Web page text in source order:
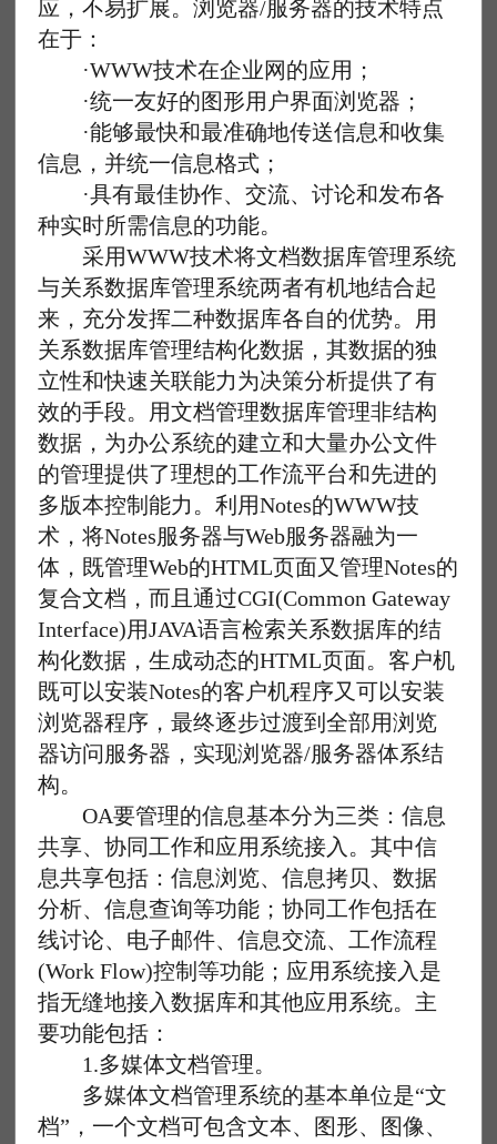
应，不易扩展。浏览器/服务器的技术特点
在于：
·WWW技术在企业网的应用；
·统一友好的图形用户界面浏览器；
·能够最快和最准确地传送信息和收集
信息，并统一信息格式；
·具有最佳协作、交流、讨论和发布各
种实时所需信息的功能。
采用WWW技术将文档数据库管理系统
与关系数据库管理系统两者有机地结合起
来，充分发挥二种数据库各自的优势。用
关系数据库管理结构化数据，其数据的独
立性和快速关联能力为决策分析提供了有
效的手段。用文档管理数据库管理非结构
数据，为办公系统的建立和大量办公文件
的管理提供了理想的工作流平台和先进的
多版本控制能力。利用Notes的WWW技
术，将Notes服务器与Web服务器融为一
体，既管理Web的HTML页面又管理Notes的
复合文档，而且通过CGI(Common Gateway
Interface)用JAVA语言检索关系数据库的结
构化数据，生成动态的HTML页面。客户机
既可以安装Notes的客户机程序又可以安装
浏览器程序，最终逐步过渡到全部用浏览
器访问服务器，实现浏览器/服务器体系结
构。
OA要管理的信息基本分为三类：信息
共享、协同工作和应用系统接入。其中信
息共享包括：信息浏览、信息拷贝、数据
分析、信息查询等功能；协同工作包括在
线讨论、电子邮件、信息交流、工作流程
(Work Flow)控制等功能；应用系统接入是
指无缝地接入数据库和其他应用系统。主
要功能包括：
1.多媒体文档管理。
多媒体文档管理系统的基本单位是“文
档”，一个文档可包含文本、图形、图像、